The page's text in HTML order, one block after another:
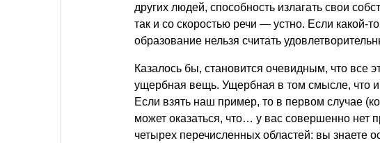
других людей, способность излагать свои
так и со скоростью речи — устно. Если какой-
образование нельзя считать
Казалось бы, становится очевидным, что все
ущербная вещь. Ущербная в том смысле, что
Если взять наш пример, то в первом случае
может оказаться, что… у вас совершенно нет
четырех перечисленных областей: вы знаете